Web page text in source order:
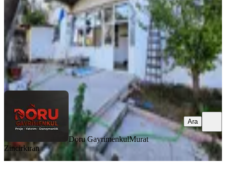
6.500.000 ₺
Doru GayrimenkulMurat Zincirkıran
Ara
Doru GayrimenkulMurat
Zincirkıran
Ara